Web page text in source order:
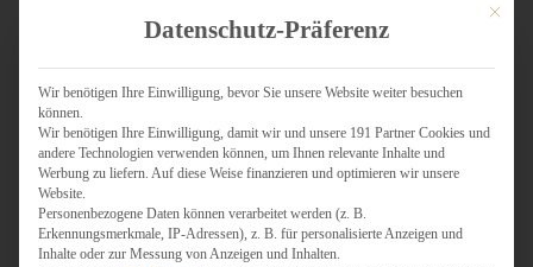
KUCHEN
LOW CARB & GESÜNDER
MY AMERICAN BAKERY
SCHOKOLADIGES
SÜSSES HAUPTGERICHT
TÖRTCHEN
VEGAN SÜSS
Mit
Datenschutz-Präferenz
Wir benötigen Ihre Einwilligung, bevor Sie unsere Website weiter besuchen
können.
Wir benötigen Ihre Einwilligung, damit wir und unsere 191 Partner Cookies und
andere Technologien verwenden können, um Ihnen relevante Inhalte und
Werbung zu liefern. Auf diese Weise finanzieren und optimieren wir unsere
Website.
Personenbezogene Daten können verarbeitet werden (z. B.
Erkennungsmerkmale, IP-Adressen), z. B. für personalisierte Anzeigen und
Inhalte oder zur Messung von Anzeigen und Inhalten.